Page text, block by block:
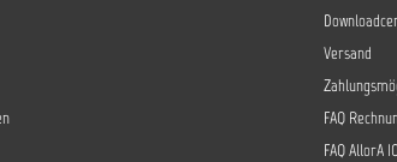
Versand
FAQ
FAQ AllorA